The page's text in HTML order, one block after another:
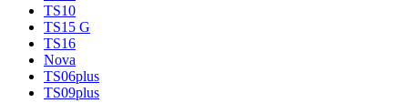
TS10
TS15 G
TS16
Nova
TS06plus
TS09plus